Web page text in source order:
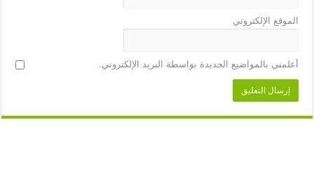
الموقع الإلكتروني
أعلمني بالمواضيع الجديدة بواسطة البريد الإلكتروني.